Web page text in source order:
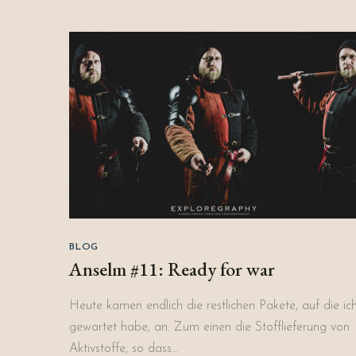
BLOG
Anselm #11: Ready for war
Heute kamen endlich die restlichen Pakete, auf die
gewartet habe, an. Zum einen die Stofflieferung von
Aktivstoffe, so dass…